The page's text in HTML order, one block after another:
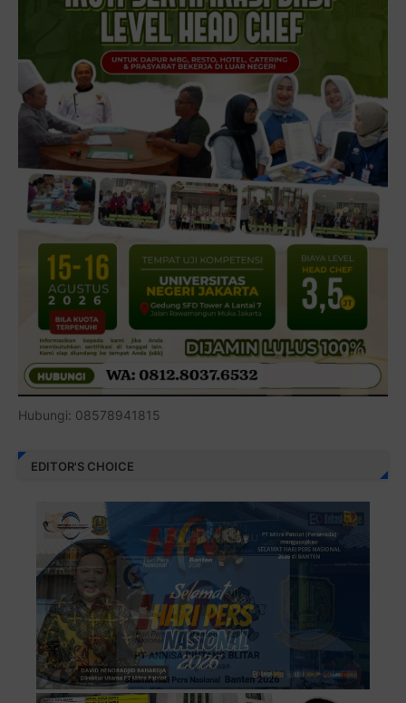
Hubungi: 08578941815
EDITOR'S CHOICE